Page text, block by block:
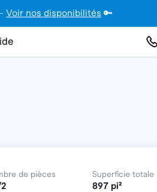
Voir nos disponibilités 🔑
de pièces Superficie totale
897 pi²